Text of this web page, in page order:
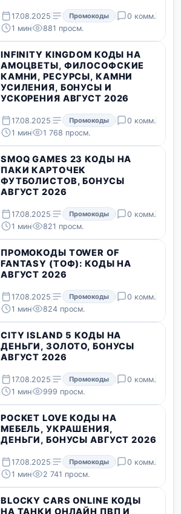
17.08.2025 Промокоды
0 комм.
1 мин
881 просм.
INFINITY KINGDOM КОДЫ НА
АМОЦВЕТЫ, ФИЛОСОФСКИЕ
КАМНИ, РЕСУРСЫ, КАМНИ
УСИЛЕНИЯ, БОНУСЫ И
УСКОРЕНИЯ АВГУСТ 2026
17.08.2025 Промокоды
0 комм.
1 мин
1 768 просм.
SMOQ GAMES 23 КОДЫ НА
ПАКИ КАРТОЧЕК
ФУТБОЛИСТОВ, БОНУСЫ
АВГУСТ 2026
17.08.2025 Промокоды
0 комм.
1 мин
821 просм.
ПРОМОКОДЫ TOWER OF
FANTASY (ТОФ): КОДЫ НА
АВГУСТ 2026
17.08.2025 Промокоды
0 комм.
1 мин
824 просм.
CITY ISLAND 5 КОДЫ НА
ДЕНЬГИ, ЗОЛОТО, БОНУСЫ
АВГУСТ 2026
17.08.2025 Промокоды
0 комм.
1 мин
999 просм.
POCKET LOVE КОДЫ НА
МЕБЕЛЬ, УКРАШЕНИЯ,
ДЕНЬГИ, БОНУСЫ АВГУСТ 2026
17.08.2025 Промокоды
0 комм.
1 мин
2 741 просм.
BLOCKY CARS ONLINE КОДЫ
НА ТАНКИ ОНЛАЙН ПВП И